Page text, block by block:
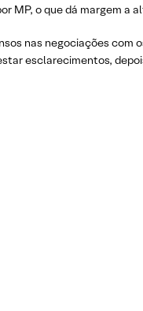
MP, o que dá margem a
nas negociações
esclarecimentos,